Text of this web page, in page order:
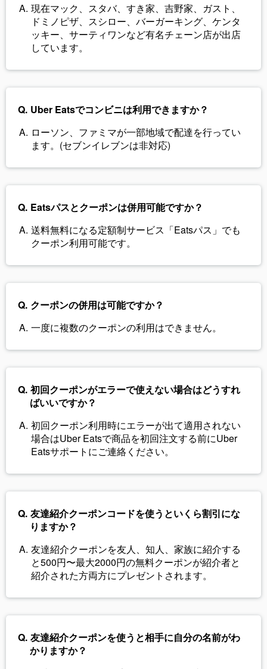
現在マック、スタバ、すき家、吉野家、ガスト、
ドミノピザ、スシロー、バーガーキング、ケンタ
ッキー、サーティワンなど有名チェーン店が出店
しています。
Uber Eatsでコンビニは利用できますか？
ローソン、ファミマが一部地域で配達を行ってい
ます。(セブンイレブンは非対応)
Eatsパスとクーポンは併用可能ですか？
送料無料になる定額制サービス「Eatsパス」でも
クーポン利用可能です。
クーポンの併用は可能ですか？
一度に複数のクーポンの利用はできません。
初回クーポンがエラーで使えない場合はどうすれ
ばいいですか？
初回クーポン利用時にエラーが出て適用されない
場合はUber Eatsで商品を初回注文する前にUber
Eatsサポートにご連絡ください。
友達紹介クーポンコードを使うといくら割引にな
りますか？
友達紹介クーポンを友人、知人、家族に紹介する
と500円〜最大2000円の無料クーポンが紹介者と
紹介された方両方にプレゼントされます。
友達紹介クーポンを使うと相手に自分の名前がわ
かりますか？